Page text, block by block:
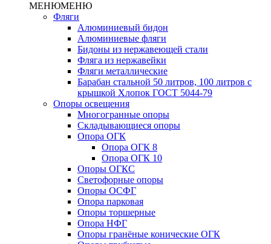
МЕНЮМЕНЮ
Фляги
Алюминиевый бидон
Алюминиевые фляги
Бидоны из нержавеющей стали
Фляга из нержавейки
Фляги металлические
Барабан стальной 50 литров, 100 литров с
крышкой Хлопок ГОСТ 5044-79
Опоры освещения
Многогранные опоры
Складывающиеся опоры
Опора ОГК
Опора ОГК 8
Опора ОГК 10
Опоры ОГКС
Светофорные опоры
Опоры ОСФГ
Опора парковая
Опоры торшерные
Опора НФГ
Опоры гранёные конические ОГК